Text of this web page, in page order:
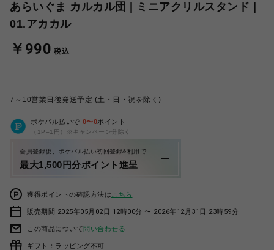
あらいぐま カルカル団 | ミニアクリルスタンド |
01.アカカル
￥990 税込
7～10営業日後発送予定 (土・日・祝を除く)
ポケパル払いで 0〜0ポイント
（1P=1円）※キャンペーン分除く
会員登録後、ポケパル払い初回登録&利用で
最大1,500円分ポイント進呈
獲得ポイントの確認方法は こちら
販売期間 2025年05月02日 12時00分 〜 2026年12月31日 23時59分
この商品について問い合わせる
ギフト：ラッピング不可